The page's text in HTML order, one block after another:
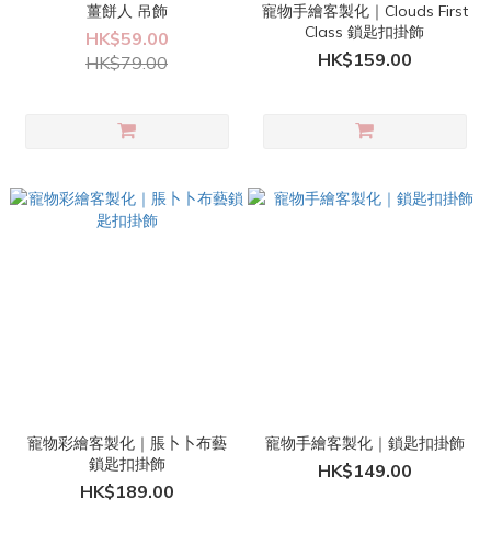
薑餅人 吊飾
HK$59.00
HK$79.00
寵物手繪客製化｜Clouds First
Class 鎖匙扣掛飾
HK$159.00
寵物彩繪客製化｜脹卜卜布藝
鎖匙扣掛飾
HK$189.00
寵物手繪客製化｜鎖匙扣掛飾
HK$149.00